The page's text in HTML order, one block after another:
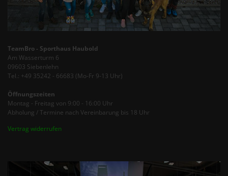
TeamBro - Sporthaus Haubold
Am Wasserturm 6
09603 Siebenlehn
Tel.: +49 35242 - 66683 (Mo-Fr 9-13 Uhr)
Öffnungszeiten
Montag - Freitag von 9:00 - 16:00 Uhr
Abholung / Termine nach Vereinbarung bis 18 Uhr
Vertrag widerrufen